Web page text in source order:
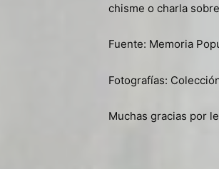
chisme o charla
Fuente: Memoria
Fotografías:
Muchas gracias por